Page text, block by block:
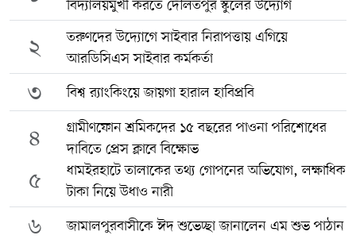
বিদ্যালয়মুখী করতে দৌলতপুর স্কুলের উদ্যোগ
২
তরুণদের উদ্যোগে সাইবার নিরাপত্তায় এগিয়ে
আরডিসিএস সাইবার কর্মকর্তা
৩ বিশ্ব র‍্যাংকিংয়ে জায়গা হারাল হাবিপ্রবি
৪
গ্রামীণফোন শ্রমিকদের ১৫ বছরের পাওনা পরিশোধের
দাবিতে প্রেস ক্লাবে বিক্ষোভ
৫
ধামইরহাটে তালাকের তথ্য গোপনের অভিযোগ, লক্ষাধিক
টাকা নিয়ে উধাও নারী
৬ জামালপুরবাসীকে ঈদ শুভেচ্ছা জানালেন এম শুভ পাঠান